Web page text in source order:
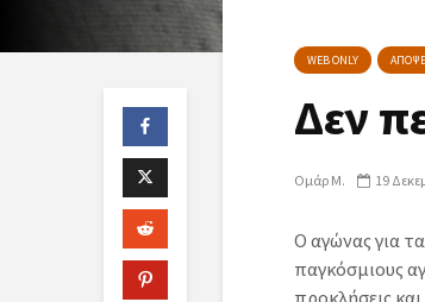
WEB ONLY
Δεν
Ομάρ Μ. 19
Ο αγώνας για
παγκόσμιους
προκλήσεις